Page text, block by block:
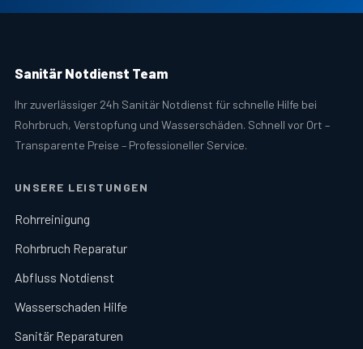
Sanitär Notdienst Team
Ihr zuverlässiger 24h Sanitär Notdienst für schnelle Hilfe bei
Rohrbruch, Verstopfung und Wasserschäden. Schnell vor Ort –
Transparente Preise – Professioneller Service.
UNSERE LEISTUNGEN
Rohrreinigung
Rohrbruch Reparatur
Abfluss Notdienst
Wasserschaden Hilfe
Sanitär Reparaturen